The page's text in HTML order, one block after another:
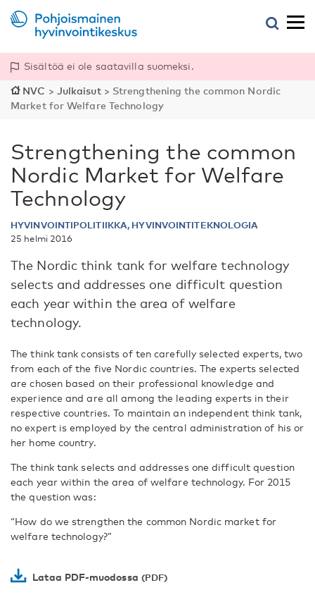
Sisältöä ei ole saatavilla suomeksi.
NVC > Julkaisut> Strengthening the common Nordic
Market for Welfare Technology
Strengthening the common
Nordic Market for Welfare
Technology
HYVINVOINTIPOLITIIKKA, HYVINVOINTITEKNOLOGIA
25 helmi 2016
The Nordic think tank for welfare technology
selects and addresses one difficult question
each year within the area of welfare
technology.
The think tank consists of ten carefully selected experts, two
from each of the five Nordic countries. The experts selected
are chosen based on their professional knowledge and
experience and are all among the leading experts in their
respective countries. To maintain an independent think tank,
no expert is employed by the central administration of his or
her home country.
The think tank selects and addresses one difficult question
each year within the area of welfare technology. For 2015
the question was:
“How do we strengthen the common Nordic market for
welfare technology?”
Lataa PDF-muodossa